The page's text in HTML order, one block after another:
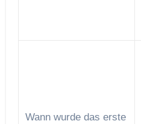
Wann wurde das erste